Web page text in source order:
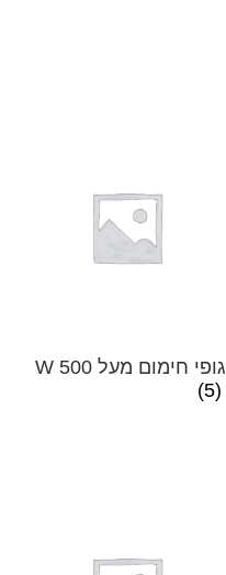
גופי חימום מעל 500 W
(5)